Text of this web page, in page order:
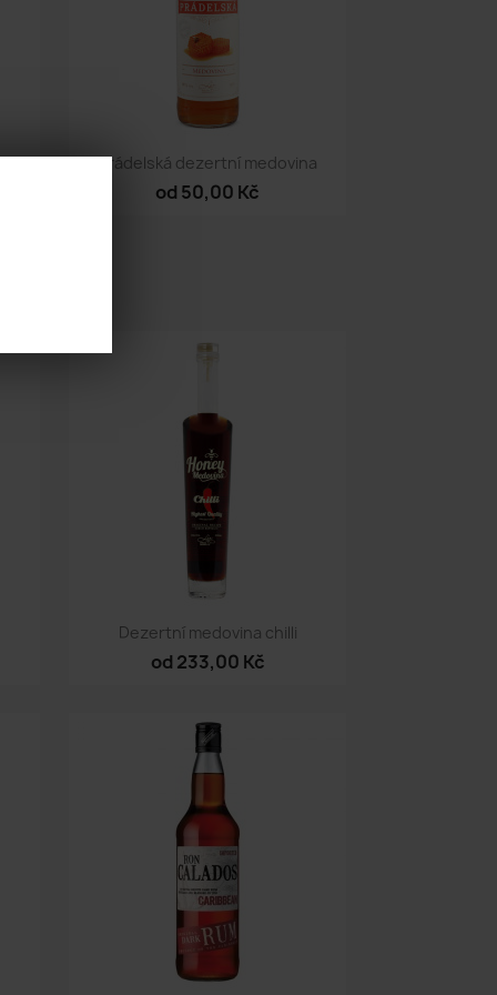
Prádelská dezertní medovina
od 50,00 Kč
Rychlý náhled
Dezertní medovina chilli
od 233,00 Kč
Rychlý náhled